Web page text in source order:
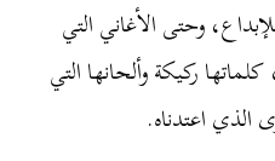
وحتى الأغاني التي
ركيكة وألحانها التي
اعتدناه.